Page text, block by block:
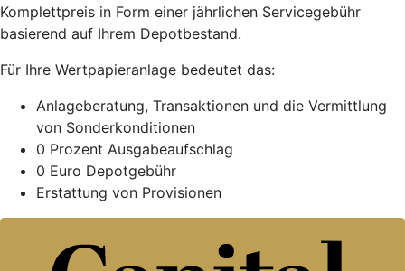
Komplettpreis in Form einer jährlichen Servicegebühr
basierend auf Ihrem Depotbestand.
Für Ihre Wertpapieranlage bedeutet das:
Anlageberatung, Transaktionen und die Vermittlung
von Sonderkonditionen
0 Prozent Ausgabeaufschlag
0 Euro Depotgebühr
Erstattung von Provisionen